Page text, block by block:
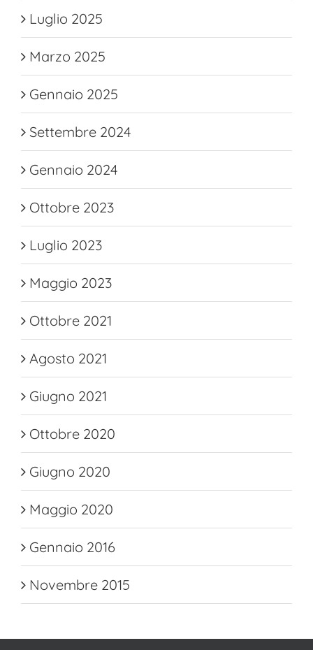
Luglio 2025
Marzo 2025
Gennaio 2025
Settembre 2024
Gennaio 2024
Ottobre 2023
Luglio 2023
Maggio 2023
Ottobre 2021
Agosto 2021
Giugno 2021
Ottobre 2020
Giugno 2020
Maggio 2020
Gennaio 2016
Novembre 2015